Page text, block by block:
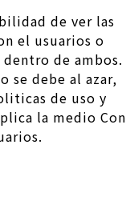
de ver las
el usuarios o
de ambos.
se debe al azar,
de uso y
la medio Con